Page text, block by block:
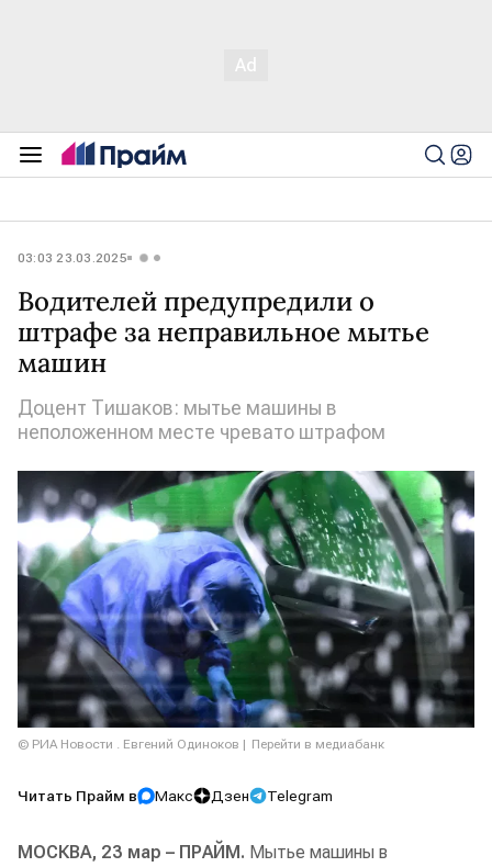
03:03 23.03.2025
Водителей предупредили о
штрафе за неправильное мытье
машин
Доцент Тишаков: мытье машины в
неположенном месте чревато штрафом
© РИА Новости . Евгений Одиноков Перейти в медиабанк
Читать Прайм в Макс Дзен Telegram
МОСКВА, 23 мар – ПРАЙМ. Мытье машины в